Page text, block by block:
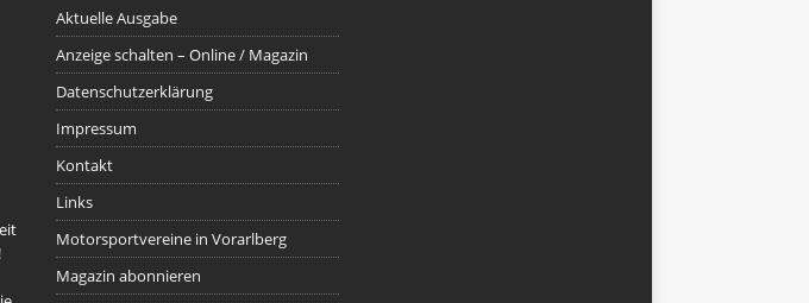
Aktuelle Ausgabe
Anzeige schalten – Online / Magazin
Datenschutzerklärung
Impressum
Kontakt
Links
Motorsportvereine in Vorarlberg
Magazin abonnieren